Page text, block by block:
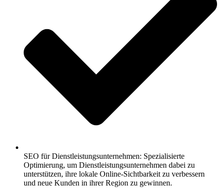
SEO für Dienstleistungsunternehmen: Spezialisierte
Optimierung, um Dienstleistungsunternehmen dabei zu
unterstützen, ihre lokale Online-Sichtbarkeit zu verbessern
und neue Kunden in ihrer Region zu gewinnen.